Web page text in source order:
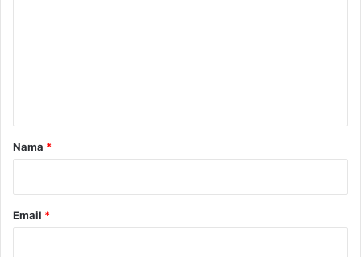
rNama *
Email *